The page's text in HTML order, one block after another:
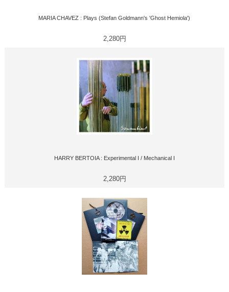
MARIA CHAVEZ : Plays (Stefan Goldmann's 'Ghost Hemiola')
2,280円
HARRY BERTOIA : Experimental I / Mechanical I
2,280円